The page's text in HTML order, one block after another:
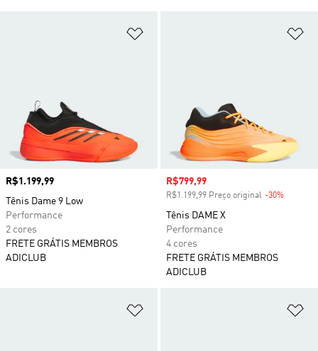
Preço
R$1.199,99
Tênis Dame 9 Low
Performance
2 cores
FRETE GRÁTIS MEMBROS
ADICLUB
Preço com desconto
R$799,99
R$1.199,99 Preço original -30%
Tênis DAME X
Performance
4 cores
FRETE GRÁTIS MEMBROS
ADICLUB